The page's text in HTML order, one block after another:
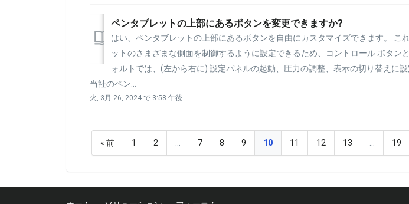
ペンタブレットの上部にあるボタンを変更できますか?
はい、ペンタブレットの上部にあるボタンを自由にカスタマイズできます。 こ
ットのさまざまな側面を制御するように設定できるため、コントロール ボタン
ォルトでは、(左から右に) 設定パネルの起動、圧力の調整、表示の切り替えに設
当社のペン...
火, 3月 26, 2024 で 3:58 午後
« 前 1 2 7 8 9 10 11 12 13 19